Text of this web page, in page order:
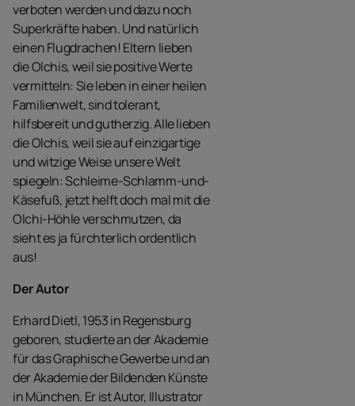
verboten werden und dazu noch
Superkräfte haben. Und natürlich
einen Flugdrachen! Eltern lieben
die Olchis, weil sie positive Werte
vermitteln: Sie leben in einer heilen
Familienwelt, sind tolerant,
hilfsbereit und gutherzig. Alle lieben
die Olchis, weil sie auf einzigartige
und witzige Weise unsere Welt
spiegeln: Schleime-Schlamm-und-
Käsefuß, jetzt helft doch mal mit die
Olchi-Höhle verschmutzen, da
sieht es ja fürchterlich ordentlich
aus!
Der Autor
Erhard Dietl, 1953 in Regensburg
geboren, studierte an der Akademie
für das Graphische Gewerbe und an
der Akademie der Bildenden Künste
in München. Er ist Autor, Illustrator